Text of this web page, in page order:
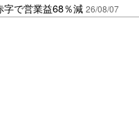
字で営業益68％減 26/08/07